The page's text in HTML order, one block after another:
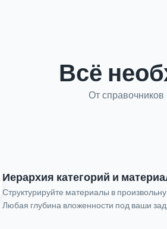
Всё
От
Иерархия категорий и
Структурируйте материалы в
Любая глубина вложенности под ваши